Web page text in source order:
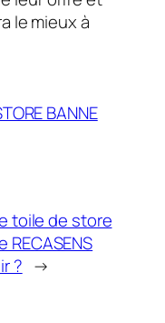
le mieux à
BANNE
toile de store
RECASENS
? →